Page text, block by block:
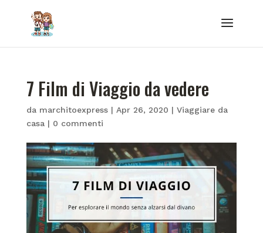
7 Film di Viaggio da vedere
da marchitoexpress| Apr 26, 2020 | Viaggiare da
casa| 0 commenti